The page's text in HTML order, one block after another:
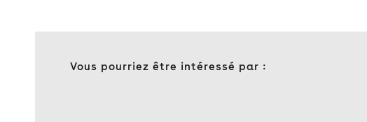
Vous pourriez être intéressé par :